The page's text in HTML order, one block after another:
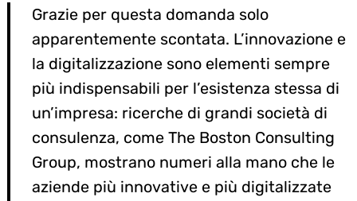
Grazie per questa domanda solo
apparentemente scontata. L’innovazione e
la digitalizzazione sono elementi sempre
più indispensabili per l’esistenza stessa di
un’impresa: ricerche di grandi società di
consulenza, come The Boston Consulting
Group, mostrano numeri alla mano che le
aziende più innovative e più digitalizzate